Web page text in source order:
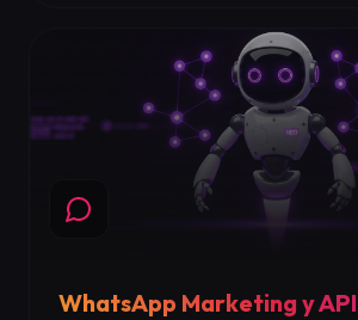
WhatsApp Marketing y API